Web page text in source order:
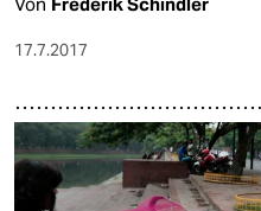
Von Frederik Schindler
17.7.2017